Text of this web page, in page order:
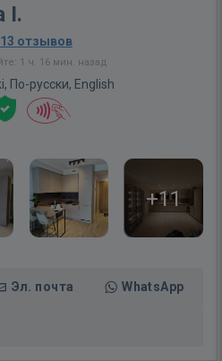
I.
13 отзывов
1 ч. 16 мин. назад
По-русски, English
+11
Эл. почта WhatsApp